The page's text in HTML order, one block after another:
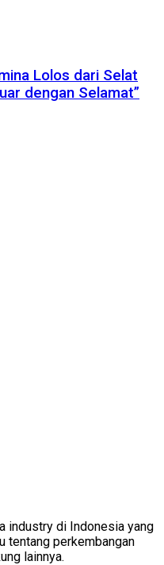
Lolos dari Selat
dengan Selamat”
industry di Indonesia yang
tentang perkembangan
lainnya.